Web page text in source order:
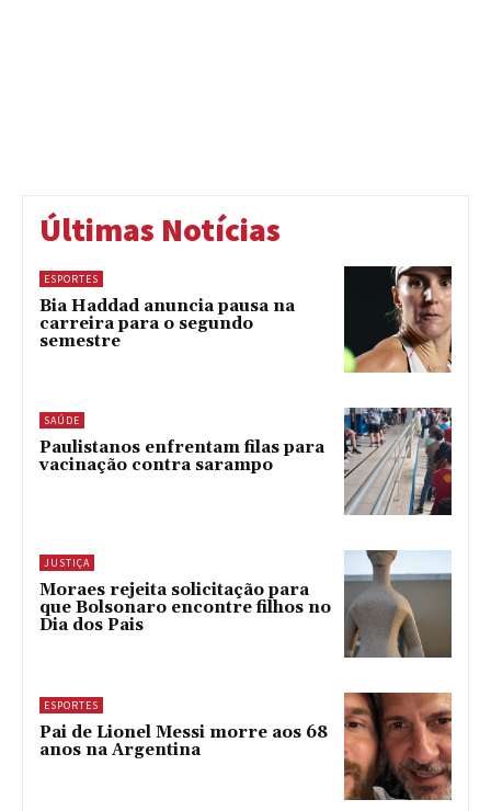
Últimas Notícias
ESPORTES
Bia Haddad anuncia pausa na
carreira para o segundo
semestre
SAÚDE
Paulistanos enfrentam filas para
vacinação contra sarampo
JUSTIÇA
Moraes rejeita solicitação para
que Bolsonaro encontre filhos no
Dia dos Pais
ESPORTES
Pai de Lionel Messi morre aos 68
anos na Argentina